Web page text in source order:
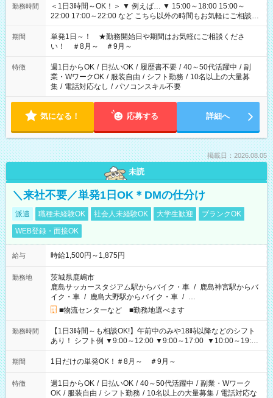
勤務時間
＜1日3時間～OK！＞ ▼ 例えば… ▼ 15:00～18:00 15:00～
22:00 17:00～22:00 など こちら以外の時間もお気軽にご相談く
ださい！
期間
単発1日～！ ★勤務開始日や期間はお気軽にご相談くださ
い！ ＃8月～ ＃9月～
特徴 週1日からOK / 日払いOK / 履歴書不要 / 40～50代活躍中 / 副
業・WワークOK / 服装自由 / シフト勤務 / 10名以上の大量募
集 / 電話対応なし / パソコンスキル不要
気になる！ 応募する 詳細へ
掲載日：2026.08.05
未読
＼来社不要／単発1日OK＊DMの仕分け
派遣 職種未経験OK 社会人未経験OK 大学生歓迎
ブランクOK
WEB登録・面接OK
給与 時給1,500円～1,875円
勤務地
茨城県鹿嶋市
鹿島サッカースタジアム駅からバイク・車 / 鹿島神宮駅からバ
イク・車 / 鹿島大野駅からバイク・車 / …
■物流センターなど ■勤務地選べます
勤務時間
【1日3時間～も相談OK!】午前中のみや18時以降などのシフト
あり！ シフト例 ▼9:00～12:00 ▼9:00～17:00 ▼10:00～19:00
▼18:00～21:00
期間 1日だけの単発OK！＃8月～ ＃9月～
特徴 週1日からOK / 日払いOK / 40～50代活躍中 / 副業・Wワーク
OK / 服装自由 / シフト勤務 / 10名以上の大量募集 / 電話対応な